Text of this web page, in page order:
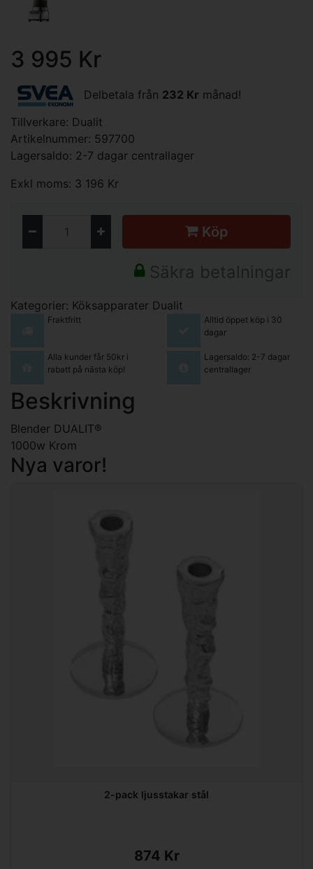
3 995 Kr
Delbetala från 232 Kr månad!
Tillverkare: Dualit
Artikelnummer: 597700
Lagersaldo: 2-7 dagar centrallager
Exkl moms: 3 196 Kr
Köp
Säkra betalningar
Kategorier: Köksapparater Dualit
Fraktfritt
Alltid öppet köp i 30
dagar
Alla kunder får 50kr i
rabatt på nästa köp!
Lagersaldo: 2-7 dagar
centrallager
Beskrivning
Blender DUALIT®
1000w Krom
Nya varor!
2-pack ljusstakar stål
874 Kr